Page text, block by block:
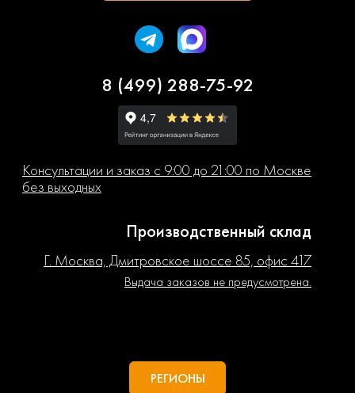
8 (499) 288-75-92
Консультации и заказ с 9:00 до 21:00 по Москве
без выходных
Производственный склад
Г. Москва, Дмитровское шоссе 85, офис 417
Выдача заказов не предусмотрена.
РЕГИОНЫ